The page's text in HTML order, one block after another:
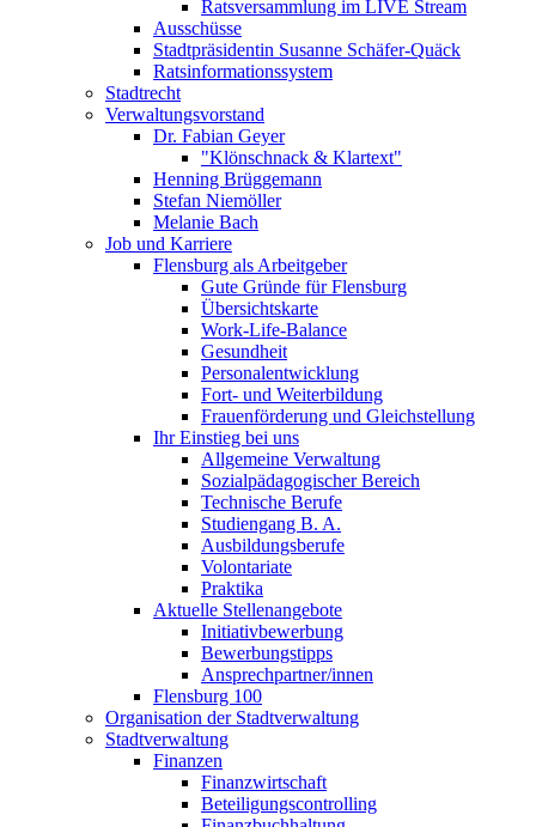
Ratsversammlung im LIVE Stream
Ausschüsse
Stadtpräsidentin Susanne Schäfer-Quäck
Ratsinformationssystem
Stadtrecht
Verwaltungsvorstand
Dr. Fabian Geyer
"Klönschnack & Klartext"
Henning Brüggemann
Stefan Niemöller
Melanie Bach
Job und Karriere
Flensburg als Arbeitgeber
Gute Gründe für Flensburg
Übersichtskarte
Work-Life-Balance
Gesundheit
Personalentwicklung
Fort- und Weiterbildung
Frauenförderung und Gleichstellung
Ihr Einstieg bei uns
Allgemeine Verwaltung
Sozialpädagogischer Bereich
Technische Berufe
Studiengang B. A.
Ausbildungsberufe
Volontariate
Praktika
Aktuelle Stellenangebote
Initiativbewerbung
Bewerbungstipps
Ansprechpartner/innen
Flensburg 100
Organisation der Stadtverwaltung
Stadtverwaltung
Finanzen
Finanzwirtschaft
Beteiligungscontrolling